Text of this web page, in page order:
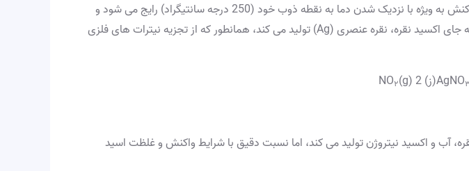
یکی دیگر از واکنش های شناخته شده شامل تجزیه نیترات نقره در دماهای بالا است. این واکنش به ویژه با نزدیک شدن دما به نقطه ذوب خود (250 درجه سانتیگراد) رایج می شود و
در دمای بالاتر از 400 درجه سانتیگراد کاملاً تجزیه می شود. جالب توجه است، این واکنش به جای اکسید نقره، نقره عنصری (Ag) تولید می کند، همانطور که از تجزیه نیترات های فلزی
(ز) 2 NO ۲(g)
آب و اکسید نیتروژن تولید می کند، اما نسبت دقیق با شرایط واکنش و غلظت اسید